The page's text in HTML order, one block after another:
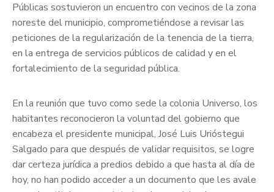
Públicas sostuvieron un encuentro con vecinos de la zona
noreste del municipio, comprometiéndose a revisar las
peticiones de la regularización de la tenencia de la tierra,
en la entrega de servicios públicos de calidad y en el
fortalecimiento de la seguridad pública.
En la reunión que tuvo como sede la colonia Universo, los
habitantes reconocieron la voluntad del gobierno que
encabeza el presidente municipal, José Luis Urióstegui
Salgado para que después de validar requisitos, se logre
dar certeza jurídica a predios debido a que hasta al día de
hoy, no han podido acceder a un documento que les avale